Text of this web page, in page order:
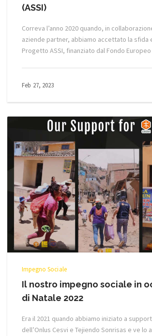
(ASSI)
Correva l’anno 2020 quando, in
aziende partner, abbiamo accettato la sfida
Progetto ASSI, finanziato dal Fondo Europeo
Feb 27, 2023
Impegno Sociale
Il nostro impegno sociale in
di Natale 2022
Era il 2021 quando abbiamo iniziato a
dell’Onlus Cesvi e Tejiendo Sonrisas e ve lo